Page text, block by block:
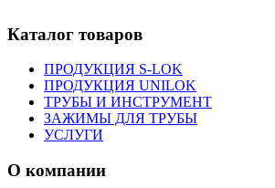
Каталог товаров
ПРОДУКЦИЯ S-LOK
ПРОДУКЦИЯ UNILOK
ТРУБЫ И ИНСТРУМЕНТ
ЗАЖИМЫ ДЛЯ ТРУБЫ
УСЛУГИ
О компании